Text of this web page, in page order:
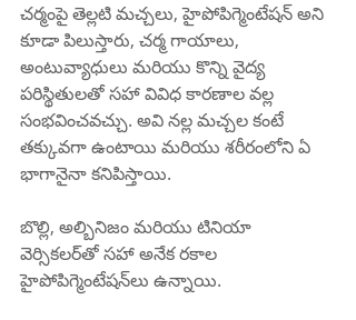
చర్మంపై తెల్లటి మచ్చలు, హైపోపిగ్మెంటేషన్ అని
కూడా పిలుస్తారు, చర్మ గాయాలు,
అంటువ్యాధులు మరియు కొన్ని వైద్య
పరిస్థితులతో సహా వివిధ కారణాల వల్ల
సంభవించవచ్చు. అవి నల్ల మచ్చల కంటే
తక్కువగా ఉంటాయి మరియు శరీరంలోని ఏ
భాగానైనా కనిపిస్తాయి.
బొల్లి, అల్బినిజం మరియు టినియా
వెర్సికలర్‌తో సహా అనేక రకాల
హైపోపిగ్మెంటేషన్‌లు ఉన్నాయి.